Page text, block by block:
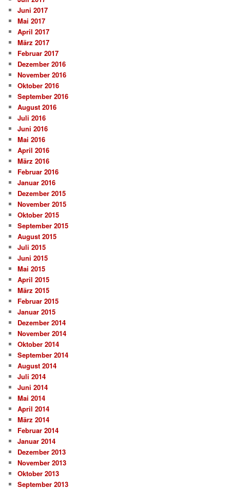
Juni 2017
Mai 2017
April 2017
März 2017
Februar 2017
Dezember 2016
November 2016
Oktober 2016
September 2016
August 2016
Juli 2016
Juni 2016
Mai 2016
April 2016
März 2016
Februar 2016
Januar 2016
Dezember 2015
November 2015
Oktober 2015
September 2015
August 2015
Juli 2015
Juni 2015
Mai 2015
April 2015
März 2015
Februar 2015
Januar 2015
Dezember 2014
November 2014
Oktober 2014
September 2014
August 2014
Juli 2014
Juni 2014
Mai 2014
April 2014
März 2014
Februar 2014
Januar 2014
Dezember 2013
November 2013
Oktober 2013
September 2013